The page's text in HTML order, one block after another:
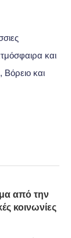
και
και
από την
κοινωνίες